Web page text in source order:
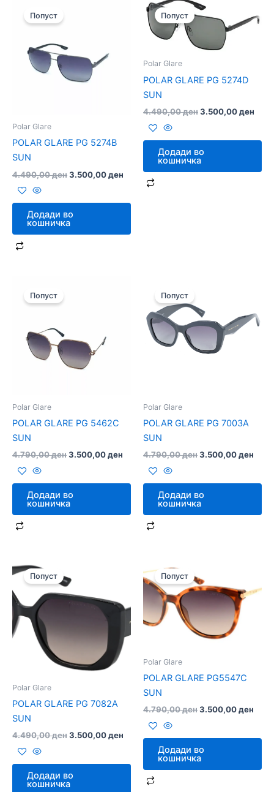
Попуст
Polar Glare
POLAR GLARE PG 5274B
SUN
4.490,00ден3.500,00ден
3.500,00 ден.
Додади во
кошничка
Попуст
Polar Glare
POLAR GLARE PG 5274D
SUN
4.490,00ден
price
was:
4.490,00 ден.
3.500,00ден
is:
Додади во
кошничка
Попуст
Polar Glare
POLAR GLARE PG 5462C
SUN
4.790,00ден3.500,00ден
3.500,00 ден.
Додади во
кошничка
Попуст
Polar Glare
POLAR GLARE PG 7003A
SUN
4.790,00ден
4.790,00 ден.
3.500,00ден
Додади во
кошничка
Попуст
Polar Glare
POLAR GLARE PG 7082A
SUN
4.490,00ден
was:
4.490,00 ден.
3.500,00ден
3.500,00 ден.
Додади во
кошничка
Попуст
Polar Glare
POLAR GLARE PG5547C
SUN
4.790,00ден
was:
4.790,00 ден.
3.500,00ден
Додади во
кошничка